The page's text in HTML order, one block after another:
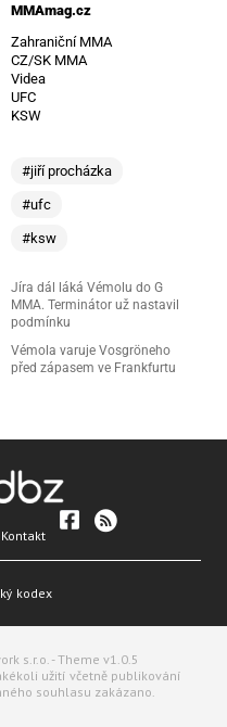
MMAmag.cz
Zahraniční MMA
CZ/SK MMA
Videa
UFC
KSW
#jiří procházka
#ufc
#ksw
Jíra dál láká Vémolu do G
MMA. Terminátor už nastavil
podmínku
Vémola varuje Vosgröneho
před zápasem ve Frankfurtu
Kontakt
kodex
s.r.o. - Theme v1.0.5
užití včetně publikování
souhlasu zakázano.